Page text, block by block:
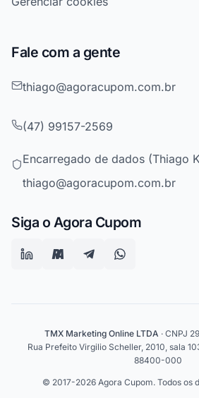
Fale com a gente
thiago@agoracupom.com.br
(47) 99157-2569
Encarregado de dados (Thiago
thiago@agoracupom.com.br
Siga o Agora Cupom
TMX Marketing Online LTDA · CNPJ
Rua Prefeito Virgilio Scheller, 2010, sala
88400-000
© 2017-2026 Agora Cupom. Todos os